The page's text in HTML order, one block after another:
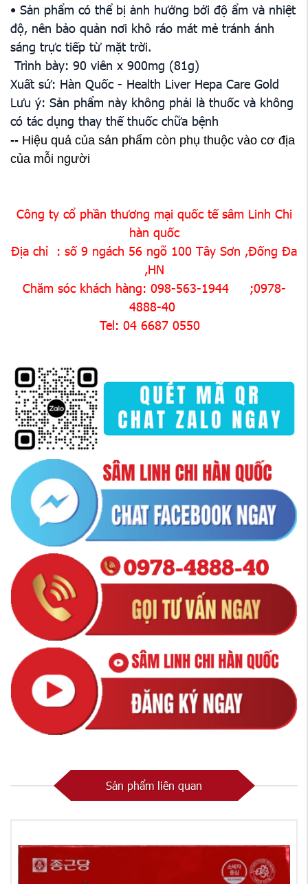
• Sản phẩm có thể bị ảnh hưởng bởi độ ẩm và nhiệt
độ, nên bảo quản nơi khô ráo mát mẻ tránh ánh
sáng trực tiếp từ mặt trời.
Trình bày: 90 viên x 900mg (81g)
Xuất sứ: Hàn Quốc - Health Liver Hepa Care Gold
Lưu ý: Sản phẩm này không phải là thuốc và không
có tác dụng thay thế thuốc chữa bệnh
-- Hiệu quả của sản phẩm còn phụ thuộc vào cơ địa
của mỗi người
Công ty cổ phần thương mại quốc tế sâm Linh Chi
hàn quốc
Địa chỉ : số 9 ngách 56 ngõ 100 Tây Sơn ,Đống Đa
,HN
Chăm sóc khách hàng: 098-563-1944 ;0978-
4888-40
Tel: 04 6687 0550
Sản phẩm liên quan